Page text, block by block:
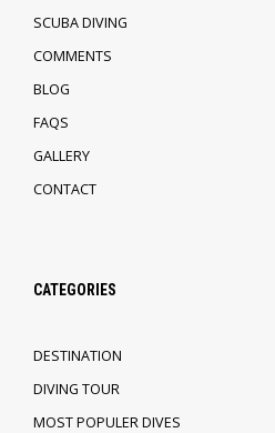
SCUBA DIVING
COMMENTS
BLOG
FAQS
GALLERY
CONTACT
CATEGORIES
DESTINATION
DIVING TOUR
MOST POPULER DIVES